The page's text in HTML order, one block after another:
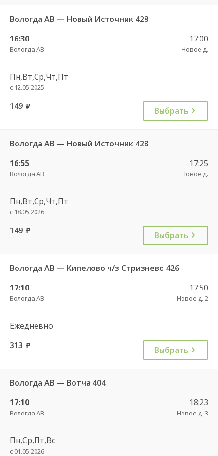
Вологда АВ — Новый Источник 428
16:30
Вологда АВ
17:00
Новое д.
Пн,Вт,Ср,Чт,Пт
с 12.05.2025
149 руб. Выбрать
Вологда АВ — Новый Источник 428
16:55
Вологда АВ
17:25
Новое д.
Пн,Вт,Ср,Чт,Пт
с 18.05.2026
149 руб. Выбрать
Вологда АВ — Кипелово ч/з Стризнево 426
17:10
Вологда АВ
17:50
Новое д. 2
Ежедневно
313 руб. Выбрать
Вологда АВ — Вотча 404
17:10
Вологда АВ
18:23
Новое д. 3
Пн,Ср,Пт,Вс
с 01.05.2026